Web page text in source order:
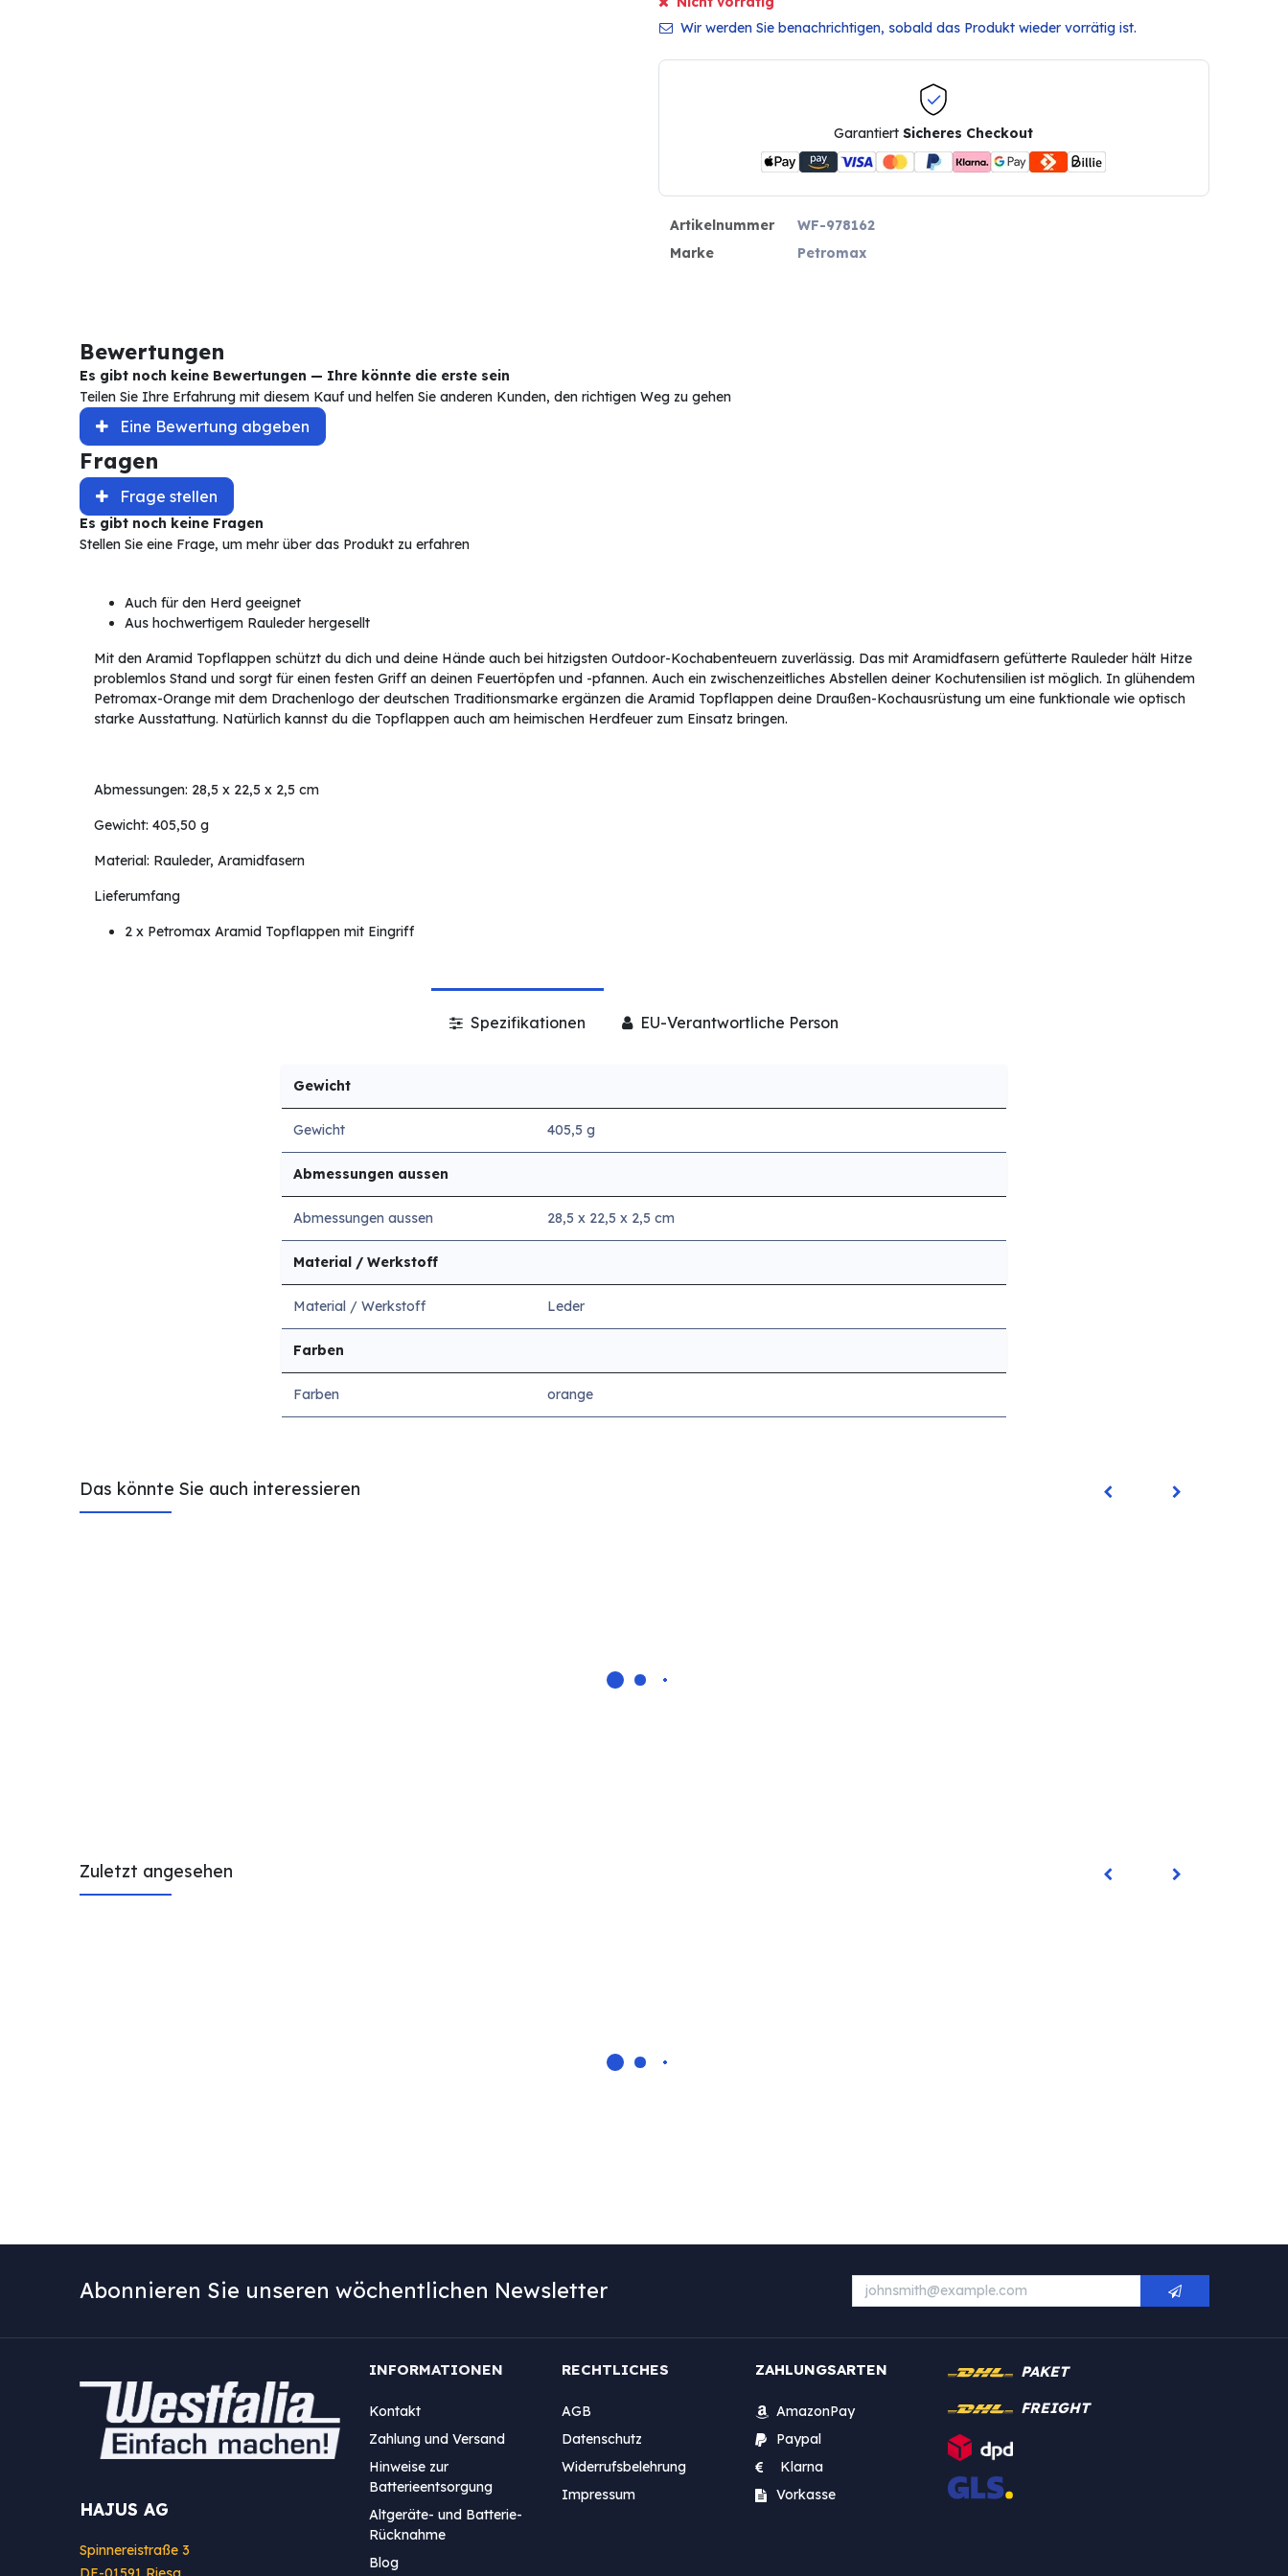
Wir werden Sie benachrichtigen, sobald das Produkt wieder vorrätig ist.
GarantiertSicheres Checkout
Artikelnummer
WF-978162
Marke
Petromax
Bewertungen
Es gibt noch keine Bewertungen — Ihre könnte die erste sein
Teilen Sie Ihre Erfahrung mit diesem Kauf und helfen Sie anderen Kunden, den richtigen Weg zu gehen
Eine Bewertung abgeben
Fragen
Frage stellen
Es gibt noch keine Fragen
Stellen Sie eine Frage, um mehr über das Produkt zu erfahren
Auch für den Herd geeignet
Aus hochwertigem Rauleder hergesellt
Mit den Aramid Topflappen schützt du dich und deine Hände auch bei hitzigsten Outdoor-Kochabenteuern zuverlässig. Das mit Aramidfasern gefütterte Rauleder hält Hitze
problemlos Stand und sorgt für einen festen Griff an deinen Feuertöpfen und -pfannen. Auch ein zwischenzeitliches Abstellen deiner Kochutensilien ist möglich. In glühendem
Petromax-Orange mit dem Drachenlogo der deutschen Traditionsmarke ergänzen die Aramid Topflappen deine Draußen-Kochausrüstung um eine funktionale wie optisch
starke Ausstattung. Natürlich kannst du die Topflappen auch am heimischen Herdfeuer zum Einsatz bringen.
Abmessungen: 28,5 x 22,5 x 2,5 cm
Gewicht: 405,50 g
Material: Rauleder, Aramidfasern
Lieferumfang
2 x Petromax Aramid Topflappen mit Eingriff
Spezifikationen EU-Verantwortliche Person
Gewicht
Gewicht 405,5 g
Abmessungen aussen
Abmessungen aussen 28,5 x 22,5 x 2,5 cm
Material / Werkstoff
Material / Werkstoff Leder
Farben
Farben orange
Das könnte Sie auch interessieren
Zuletzt angesehen
Abonnieren Sie unseren wöchentlichen Newsletter
HAJUS AG
Spinnereistraße 3
INFORMATIONEN
Kontakt
Zahlung und Versand
Hinweise zur
Batterieentsorgung
Altgeräte- und Batterie-
Rücknahme
Blog
RECHTLICHES
AGB
Datenschutz
Widerrufsbelehrung
Impressum
ZAHLUNGSARTEN
AmazonPay
Paypal
Klarna
Vorkasse
PAKET
FREIGHT